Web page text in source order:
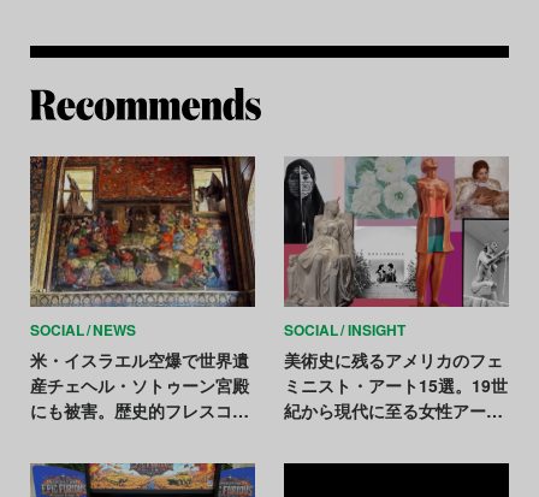
SOCIAL NEWS
米・イスラエル空爆で世界遺
産チェヘル・ソトゥーン宮殿
にも被害。歴史的フレスコ画
SOCIAL INSIGHT
美術史に残るアメリカのフェ
ミニスト・アート15選。19世
紀から現代に至る女性アーテ